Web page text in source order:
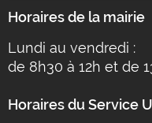
Horaires de la mairie
Lundi au vendredi :
de 8h30 à 12h et de
Horaires du Service